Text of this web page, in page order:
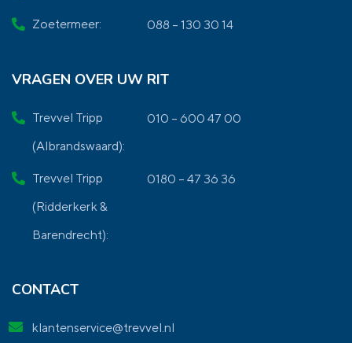
Zoetermeer: 088 – 130 30 14
VRAGEN OVER UW RIT
Trevvel Tripp
(Albrandswaard):
010 – 600 47 00
Trevvel Tripp
(Ridderkerk &
Barendrecht):
0180 – 47 36 36
CONTACT
klantenservice@trevvel.nl